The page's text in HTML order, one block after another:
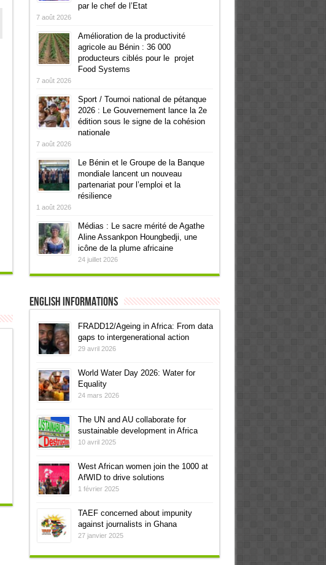
par le chef de l’Etat
7 août 2026
Amélioration de la productivité
agricole au Bénin : 36 000
producteurs ciblés pour le projet
Food Systems
7 août 2026
Sport / Tournoi national de pétanque
2026 : Le Gouvernement lance la 2e
édition sous le signe de la cohésion
nationale
7 août 2026
Le Bénin et le Groupe de la Banque
mondiale lancent un nouveau
partenariat pour l’emploi et la
résilience
1 août 2026
Médias : Le sacre mérité de Agathe
Aline Assankpon Houngbedji, une
icône de la plume africaine
24 juillet 2026
English informations
FRADD12/Ageing in Africa: From data
gaps to intergenerational action
29 avril 2026
World Water Day 2026: Water for
Equality
24 mars 2026
The UN and AU collaborate for
sustainable development in Africa
10 avril 2025
West African women join the 1000 at
AfWID to drive solutions
1 février 2025
TAEF concerned about impunity
against journalists in Ghana
27 janvier 2025